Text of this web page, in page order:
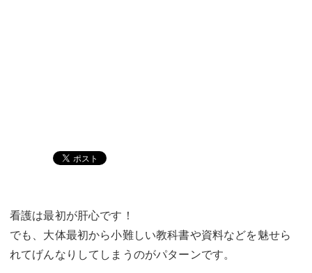
看護は最初が肝心です！
でも、大体最初から小難しい教科書や資料などを魅せら
れてげんなりしてしまうのがパターンです。